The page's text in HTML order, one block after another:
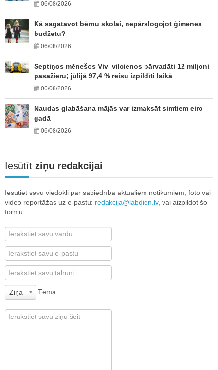
06/08/2026
Kā sagatavot bērnu skolai, nepārslogojot ģimenes
budžetu?
06/08/2026
Septiņos mēnešos Vivi vilcienos pārvadāti 12 miljoni
pasažieru; jūlijā 97,4 % reisu izpildīti laikā
06/08/2026
Naudas glabāšana mājās var izmaksāt simtiem eiro
gadā
06/08/2026
Iesūtīt ziņu redakcijai
Iesūtiet savu viedokli par sabiedrībā aktuāliem notikumiem, foto vai
video reportāžas uz e-pastu: redakcija@labdien.lv, vai aizpildot šo
formu.
Ziņa Tēma